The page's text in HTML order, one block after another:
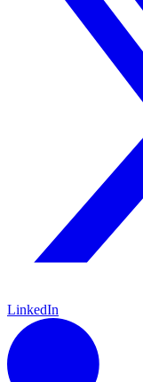
LinkedIn